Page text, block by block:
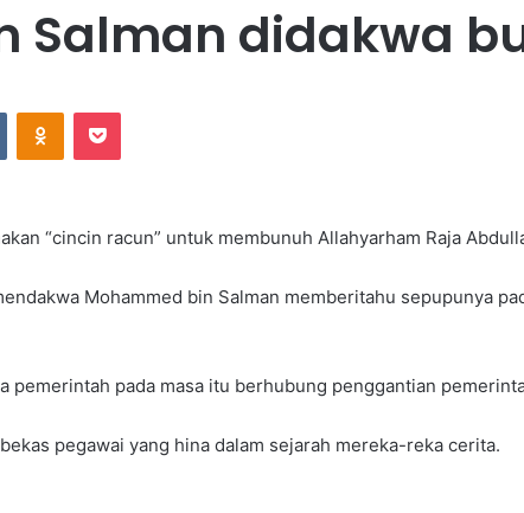
Salman didakwa
“cincin racun” untuk membunuh Allahyarham Raja
Mohammed bin Salman memberitahu sepupunya
pemerintah pada masa itu berhubung penggantian
pegawai yang hina dalam sejarah mereka-reka cerita.